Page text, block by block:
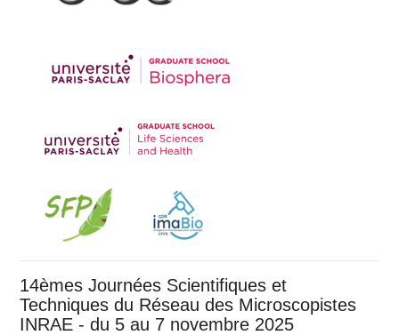
14èmes Journées Scientifiques et
Techniques du Réseau des Microscopistes
INRAE - du 5 au 7 novembre 2025